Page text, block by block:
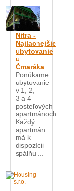
Nitra -
Najlacnejšie
ubytovanie
u
Čmaráka
Ponúkame
ubytovanie
v 1, 2,
3 a 4
posteľových
apartmánoch.
Každý
apartmán
má k
dispozícii
spálňu,...